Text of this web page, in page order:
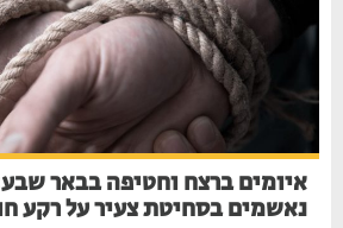
איומים ברצח וחטיפה בבאר שבע:
נאשמים בסחיטת צעיר על רקע חוב